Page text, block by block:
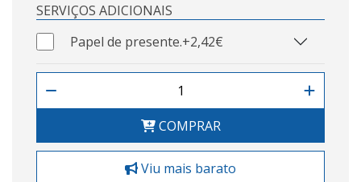
SERVIÇOS ADICIONAIS
Papel de presente.+2,42€
COMPRAR
Viu mais barato